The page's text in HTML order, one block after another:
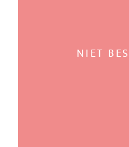
NIET